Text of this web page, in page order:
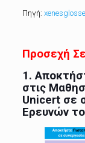
Πηγή:
Προσεχή
1.
στις
Unicert σε
Ερευνών